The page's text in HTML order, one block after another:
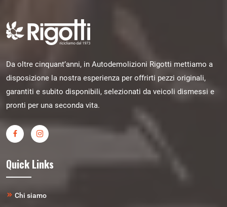
Da oltre cinquant’anni, in Autodemolizioni Rigotti mettiamo a
disposizione la nostra esperienza per offrirti pezzi originali,
garantiti e subito disponibili, selezionati da veicoli dismessi e
pronti per una seconda vita.
Quick Links
Chi siamo